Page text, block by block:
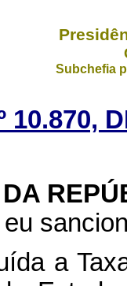
Subchefia
10.870,
a